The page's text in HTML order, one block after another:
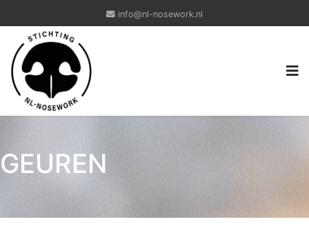
info@nl-nosework.nl
GEUREN